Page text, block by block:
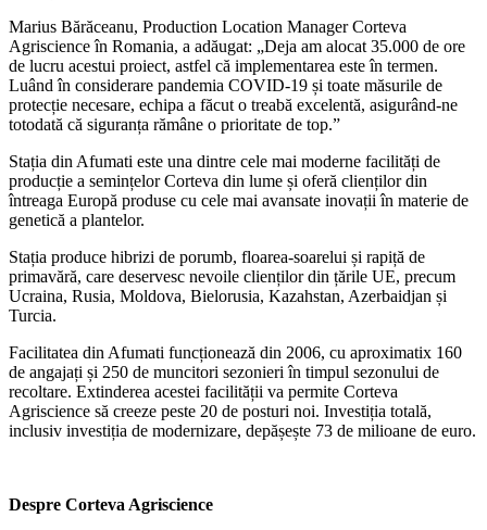
Marius Bărăceanu, Production Location Manager Corteva
Agriscience în Romania, a adăugat: „Deja am alocat 35.000 de ore
de lucru acestui proiect, astfel că implementarea este în termen.
Luând în considerare pandemia COVID-19 și toate măsurile de
protecție necesare, echipa a făcut o treabă excelentă, asigurând-ne
totodată că siguranța rămâne o prioritate de top.”
Stația din Afumati este una dintre cele mai moderne facilități de
producție a semințelor Corteva din lume și oferă clienților din
întreaga Europă produse cu cele mai avansate inovații în materie de
genetică a plantelor.
Stația produce hibrizi de porumb, floarea-soarelui și rapiță de
primavără, care deservesc nevoile clienților din țările UE, precum
Ucraina, Rusia, Moldova, Bielorusia, Kazahstan, Azerbaidjan și
Turcia.
Facilitatea din Afumati funcționează din 2006, cu aproximatix 160
de angajați și 250 de muncitori sezonieri în timpul sezonului de
recoltare. Extinderea acestei facilității va permite Corteva
Agriscience să creeze peste 20 de posturi noi. Investiția totală,
inclusiv investiția de modernizare, depășește 73 de milioane de euro.
Despre Corteva Agriscience